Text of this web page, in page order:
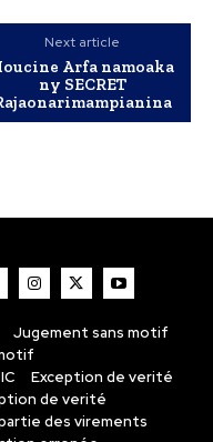
Next article
Arfa namoaka
ny SECRET
Jugement sans motif
Exception de verité
de verité
des virements